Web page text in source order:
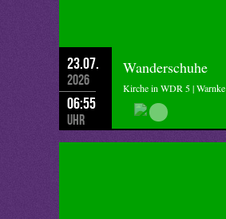
23.07.
2026
06:55
Uhr
Wanderschuhe
Kirche in WDR 5 | Warnke